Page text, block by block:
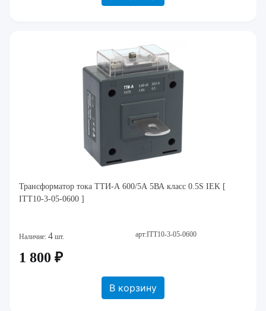
Трансформатор тока ТТИ-А 600/5А 5ВА класс 0.5S IEK [
ITT10-3-05-0600 ]
Наличие: 4 шт. арт:ITT10-3-05-0600
1 800 ₽
В корзину